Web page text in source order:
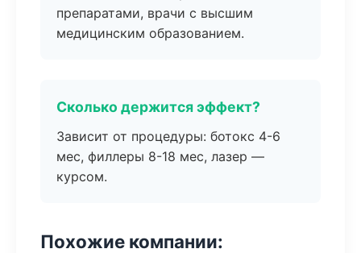
препаратами, врачи с высшим
медицинским образованием.
Сколько держится эффект?
Зависит от процедуры: ботокс 4-6
мес, филлеры 8-18 мес, лазер —
курсом.
Похожие компании: